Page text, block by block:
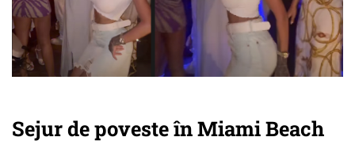
Sejur de poveste în Miami Beach